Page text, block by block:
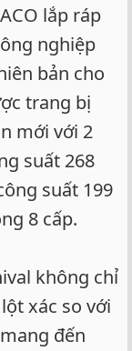
lắp ráp
nghiệp
bản cho
trang bị
mới với 2
suất 268
suất 199
8 cấp.
không chỉ
xác so với
đến